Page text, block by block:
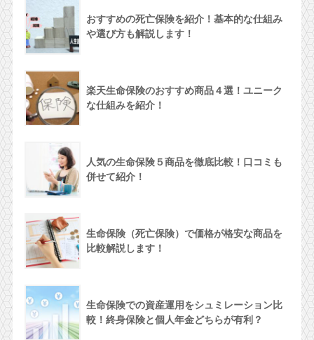
おすすめの死亡保険を紹介！基本的な仕組み
や選び方も解説します！
楽天生命保険のおすすめ商品４選！ユニーク
な仕組みを紹介！
人気の生命保険５商品を徹底比較！口コミも
併せて紹介！
生命保険（死亡保険）で価格が格安な商品を
比較解説します！
生命保険での資産運用をシュミレーション比
較！終身保険と個人年金どちらが有利？